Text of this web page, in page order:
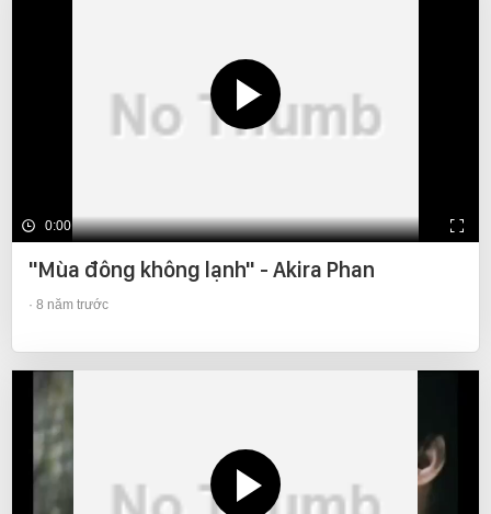
0:00
"Mùa đông không lạnh" - Akira Phan
8 năm trước